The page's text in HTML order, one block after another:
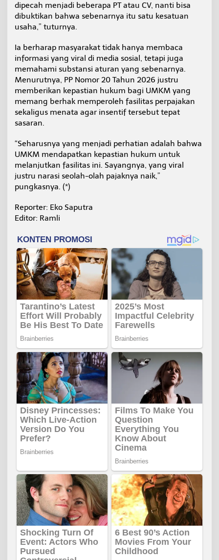
dipecah menjadi beberapa PT atau CV, nanti bisa
dibuktikan bahwa sebenarnya itu satu kesatuan
usaha,” tuturnya.
Ia berharap masyarakat tidak hanya membaca
informasi yang viral di media sosial, tetapi juga
memahami substansi aturan yang sebenarnya.
Menurutnya, PP Nomor 20 Tahun 2026 justru
memberikan kepastian hukum bagi UMKM yang
memang berhak memperoleh fasilitas perpajakan
sekaligus menata agar insentif tersebut tepat
sasaran.
“Seharusnya yang menjadi perhatian adalah bahwa
UMKM mendapatkan kepastian hukum untuk
melanjutkan fasilitas ini. Sayangnya, yang viral
justru narasi seolah-olah pajaknya naik,”
pungkasnya. (*)
Reporter: Eko Saputra
Editor: Ramli